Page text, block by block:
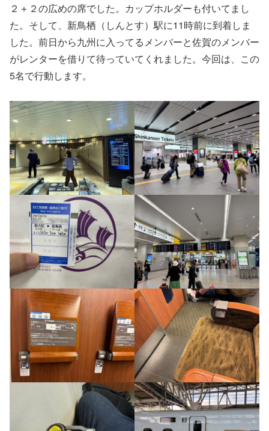
２＋２の広めの席でした。カップホルダーも付いてまし
た。そして、新鳥栖（しんとす）駅に11時前に到着しま
した。前日から九州に入ってるメンバーと佐賀のメンバー
がレンターを借りて待っていてくれました。今回は、この
5名で行動します。